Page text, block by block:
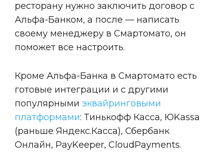
ресторану нужно заключить договор с
Альфа-Банком, а после — написать
своему менеджеру в Смартомато, он
поможет все настроить.
Кроме Альфа-Банка в Смартомато есть
готовые интеграции и с другими
популярными эквайринговыми
платформами: Тинькофф Касса, ЮKassa
(раньше Яндекс.Касса), Сбербанк
Онлайн, PayKeeper, CloudPayments.